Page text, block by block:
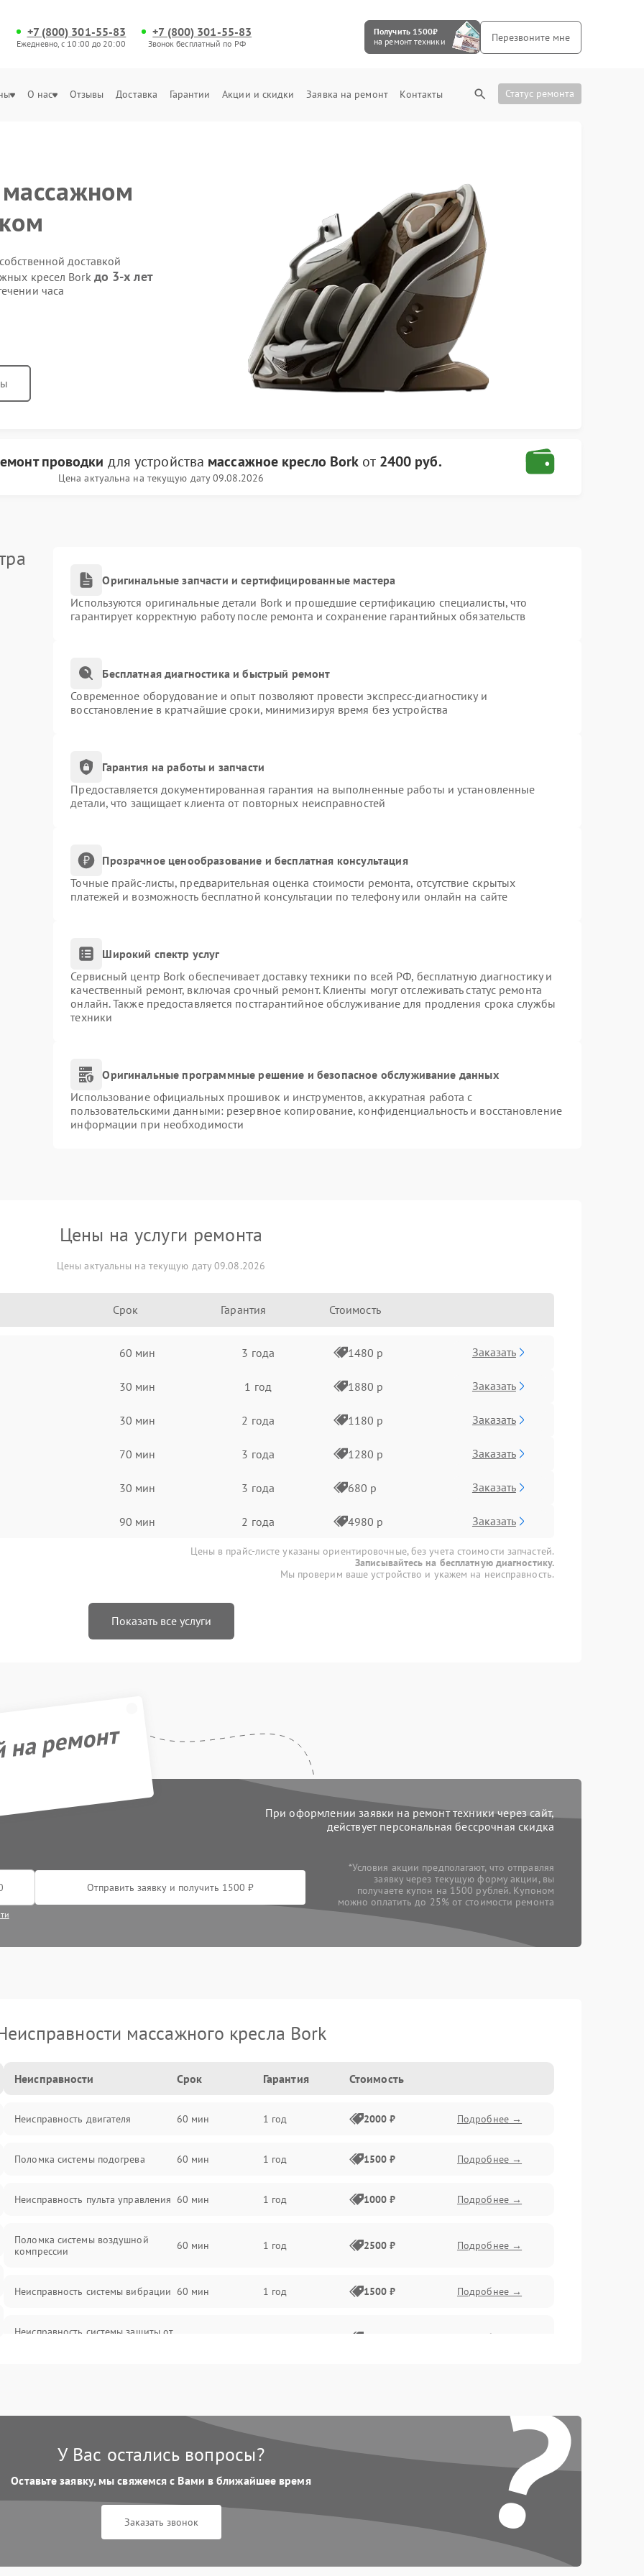
+7 (800) 301-55-83
Ежедневно, с 10:00 до 20:00
+7 (800) 301-55-83
Звонок бесплатный по РФ
Получить 1500₽
на ремонт техники
Перезвоните мне
О нас Отзывы Доставка Гарантии Акции и скидки Заявка на ремонт Контакты Статус ремонта
доставкой
кресел Bork до 3-х лет
часа
проводки для устройства массажное кресло Bork от 2400 руб.
Цена актуальна на текущую дату 09.08.2026
Оригинальные запчасти и сертифицированные мастера
Используются оригинальные детали Bork и прошедшие сертификацию специалисты, что
гарантирует корректную работу после ремонта и сохранение гарантийных обязательств
Бесплатная диагностика и быстрый ремонт
Современное оборудование и опыт позволяют провести экспресс-диагностику и
восстановление в кратчайшие сроки, минимизируя время без устройства
Гарантия на работы и запчасти
Предоставляется документированная гарантия на выполненные работы и установленные
детали, что защищает клиента от повторных неисправностей
Прозрачное ценообразование и бесплатная консультация
Точные прайс-листы, предварительная оценка стоимости ремонта, отсутствие скрытых
платежей и возможность бесплатной консультации по телефону или онлайн на сайте
Широкий спектр услуг
Сервисный центр Bork обеспечивает доставку техники по всей РФ, бесплатную диагностику и
качественный ремонт, включая срочный ремонт. Клиенты могут отслеживать статус ремонта
онлайн. Также предоставляется постгарантийное обслуживание для продления срока службы
техники
Оригинальные программные решение и безопасное обслуживание данных
Использование официальных прошивок и инструментов, аккуратная работа с
пользовательскими данными: резервное копирование, конфиденциальность и восстановление
информации при необходимости
Цены на услуги ремонта
Цены актуальны на текущую дату 09.08.2026
Срок Гарантия Стоимость
60 мин 3 года 1480 р Заказать
30 мин 1 год 1880 р Заказать
30 мин 2 года 1180 р Заказать
70 мин 3 года 1280 р Заказать
30 мин 3 года 680 р Заказать
90 мин 2 года 4980 р Заказать
Цены в прайс-листе указаны ориентировочные, без учета стоимости запчастей.
Записывайтесь на бесплатную диагностику.
Мы проверим ваше устройство и укажем на неисправность.
Показать все услуги
ремонт
При оформлении заявки на ремонт техники через сайт,
действует персональная бессрочная скидка
Отправить заявку и получить 1500 ₽
*Условия акции предполагают, что отправляя
заявку через текущую форму акции, вы
получаете купон на 1500 рублей. Купоном
можно оплатить до 25% от стоимости ремонта
массажного кресла Bork
Неисправности Срок Гарантия Стоимость
Неисправность двигателя 60 мин 1 год 2000 ₽ Подробнее →
Поломка системы подогрева 60 мин 1 год 1500 ₽ Подробнее →
Неисправность пульта управления 60 мин 1 год 1000 ₽ Подробнее →
Поломка системы воздушной
компрессии
60 мин 1 год 2500 ₽ Подробнее →
Неисправность системы вибрации 60 мин 1 год 1500 ₽ Подробнее →
Неисправность системы защиты от
1500 ₽ Подробнее →
короткого замыкания
1 год
Неисправность системы защиты от
перегрева
Подробнее →
Повреждение системы защиты от
Подробнее →
?
У Вас остались вопросы?
Оставьте заявку, мы свяжемся с Вами в ближайшее время
Заказать звонок